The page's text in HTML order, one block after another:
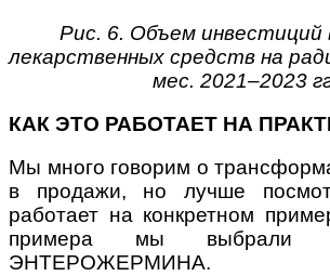
Рис. 6. Объем инвестиций
лекарственных средств на
мес. 2021–2023
КАК ЭТО РАБОТАЕТ НА
Мы много говорим о
в продажи, но лучше
работает на конкретном
примера мы выбрали
ЭНТЕРОЖЕРМИНА.